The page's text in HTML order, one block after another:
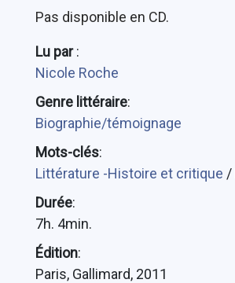
Pas disponible en CD.
Lu par:
Nicole Roche
Genre littéraire:
Biographie/témoignage
Mots-clés:
Littérature -Histoire et critique /
Durée:
7h. 4min.
Édition:
Paris, Gallimard, 2011